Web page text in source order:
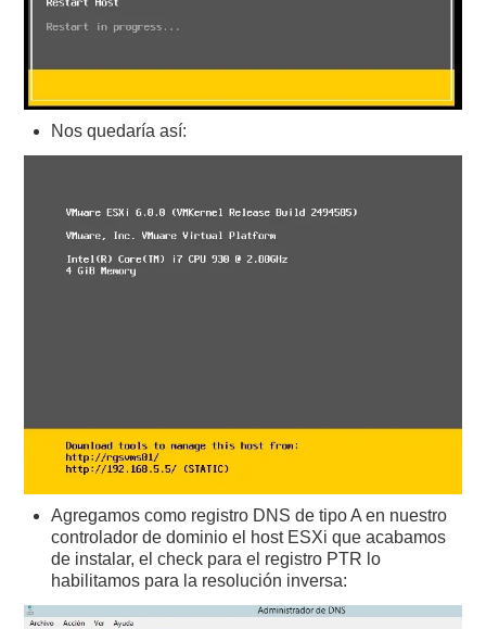
Nos quedaría así:
Agregamos como registro DNS de tipo A en nuestro
controlador de dominio el host ESXi que acabamos
de instalar, el check para el registro PTR lo
habilitamos para la resolución inversa: